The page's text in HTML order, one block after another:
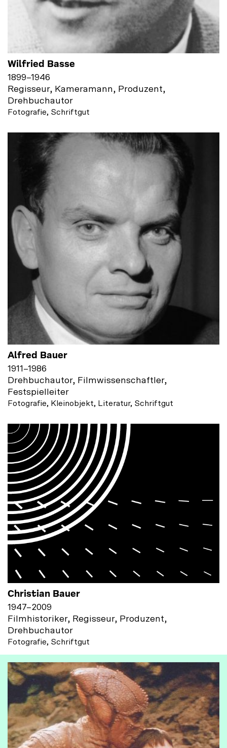
Wilfried Basse
1899–1946
Regisseur, Kameramann, Produzent,
Drehbuchautor
Fotografie, Schriftgut
Alfred Bauer
1911 –1986
Drehbuchautor, Filmwissenschaftler,
Festspielleiter
Fotografie, Kleinobjekt, Literatur, Schriftgut
Christian Bauer
1947–2009
Filmhistoriker, Regisseur, Produzent,
Drehbuchautor
Fotografie, Schriftgut